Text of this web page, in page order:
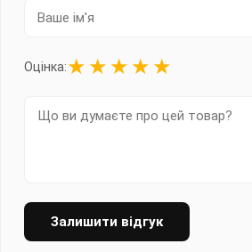
Оцінка:★ ★ ★ ★ ★
Залишити відгук